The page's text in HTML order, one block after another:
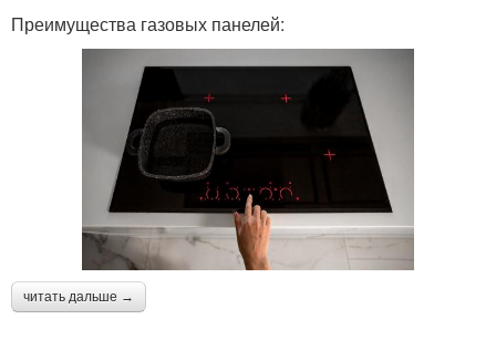
Преимущества газовых панелей:
читать дальше →